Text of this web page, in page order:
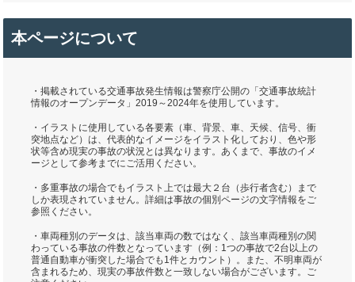
本ページについて
・掲載されている交通事故発生情報は警察庁公開の「交通事故統計
情報のオープンデータ」2019～2024年を使用しています。
・イラストに使用している各要素（車、背景、車、天候、信号、衝
突地点など）は、代表的なイメージをイラスト化しており、色や形
状等含め現実の事故の状況とは異なります。あくまで、事故のイメ
ージとして参考までにご活用ください。
・多重事故の場合でもイラスト上では最大２台（歩行者含む）まで
しか表現されていません。詳細は事故の個別ページの文字情報をご
参照ください。
・車両種別のデータは、該当車両の数ではなく、該当車両種別の関
わっている事故の件数となっています（例：1つの事故で2台以上の
普通自動車が衝突した場合でも1件とカウント）。また、不明車両が
含まれるため、現実の事故件数と一致しない場合がございます。ご